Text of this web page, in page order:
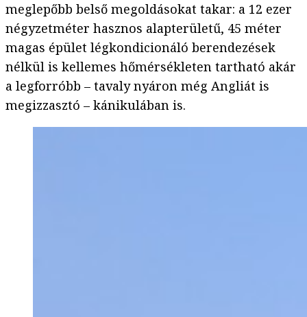
meglepőbb belső megoldásokat takar: a 12 ezer
négyzetméter hasznos alapterületű, 45 méter
magas épület légkondicionáló berendezések
nélkül is kellemes hőmérsékleten tartható akár
a legforróbb – tavaly nyáron még Angliát is
megizzasztó – kánikulában is.